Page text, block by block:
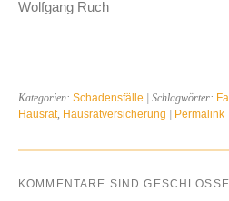
Wolfgang Ruch
Kategorien: Schadensfälle | Schlagwörter:
Hausrat, Hausratversicherung Permalink
KOMMENTARE SIND